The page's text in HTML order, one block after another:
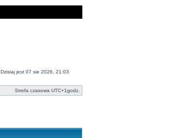
Dzisiaj jest 07 sie 2026, 21:03
Strefa czasowa UTC+1godz.